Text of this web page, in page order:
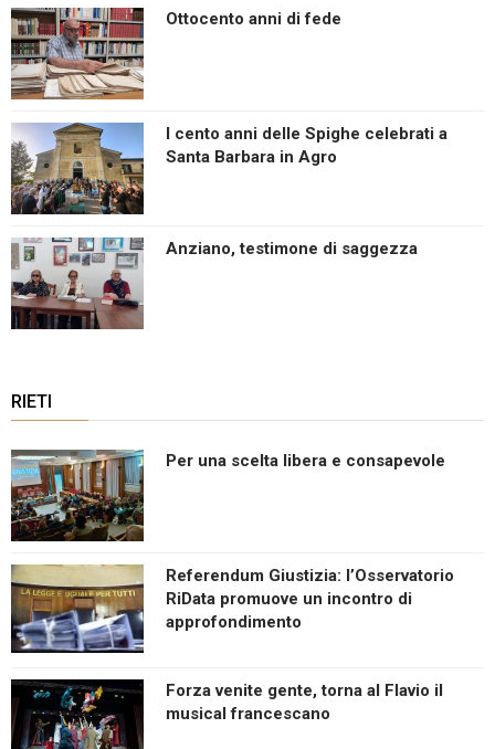
Ottocento anni di fede
I cento anni delle Spighe celebrati a
Santa Barbara in Agro
Anziano, testimone di saggezza
RIETI
Per una scelta libera e consapevole
Referendum Giustizia: l’Osservatorio
RiData promuove un incontro di
approfondimento
Forza venite gente, torna al Flavio il
musical francescano